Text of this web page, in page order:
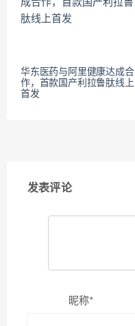
华东医药与阿里健康达成合
作，首款国产利拉鲁肽线上
首发
发表评论
昵称*